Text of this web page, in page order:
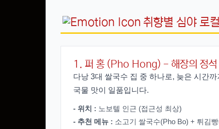
취향별 심야 로
1. 퍼 홍 (Pho Hong) - 해장의 정석
다낭 3대 쌀국수 집 중 하나로, 늦은 시간
국물 맛이 일품입니다.
- 위치 : 노보텔 인근 (접근성 최상)
- 추천 메뉴 : 소고기 쌀국수(Pho Bo) + 튀김